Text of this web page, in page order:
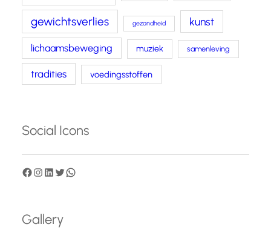
gewichtsverlies gezondheid kunst
lichaamsbeweging muziek samenleving
tradities voedingsstoffen
Social Icons
F
c
I
s
L
n
T
i
W
Gallery